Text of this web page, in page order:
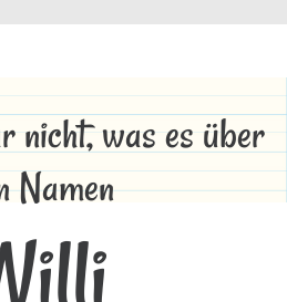
nicht, was es über
Namen